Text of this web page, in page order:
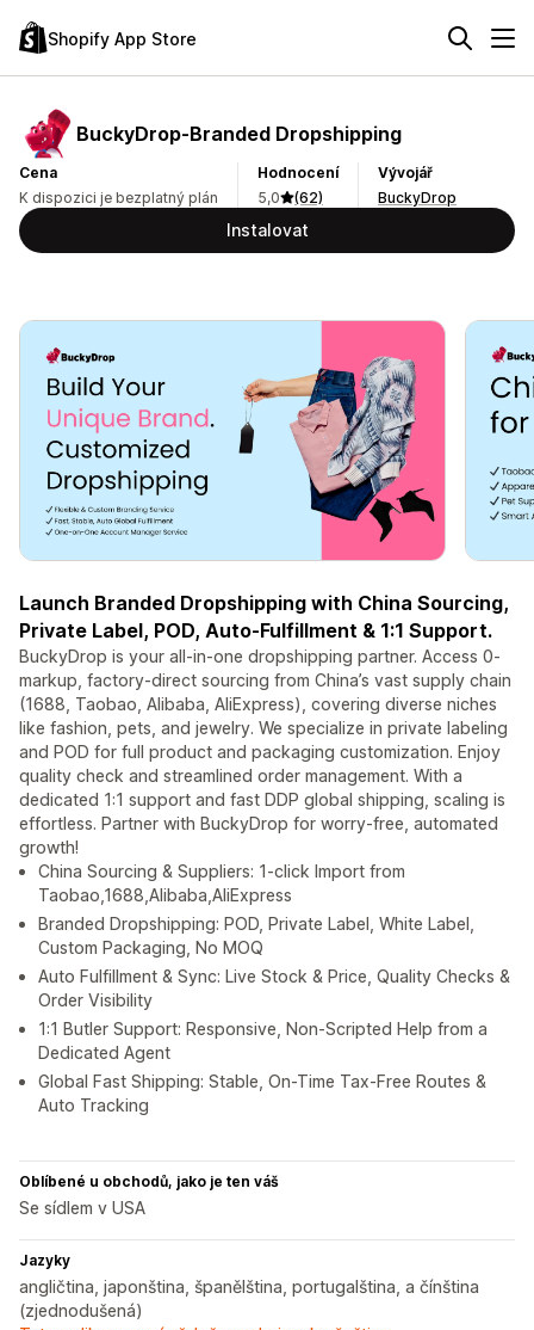
Shopify App Store
BuckyDrop‑Branded Dropshipping
Cena
K dispozici je bezplatný plán
Hodnocení
5,0
(62)
Vývojář
BuckyDrop
Instalovat
Launch Branded Dropshipping with China Sourcing,
Private Label, POD, Auto-Fulfillment & 1:1 Support.
BuckyDrop is your all-in-one dropshipping partner. Access 0-
markup, factory-direct sourcing from China’s vast supply chain
(1688, Taobao, Alibaba, AliExpress), covering diverse niches
like fashion, pets, and jewelry. We specialize in private labeling
and POD for full product and packaging customization. Enjoy
quality check and streamlined order management. With a
dedicated 1:1 support and fast DDP global shipping, scaling is
effortless. Partner with BuckyDrop for worry-free, automated
growth!
China Sourcing & Suppliers: 1-click Import from
Taobao,1688,Alibaba,AliExpress
Branded Dropshipping: POD, Private Label, White Label,
Custom Packaging, No MOQ
Auto Fulfillment & Sync: Live Stock & Price, Quality Checks &
Order Visibility
1:1 Butler Support: Responsive, Non-Scripted Help from a
Dedicated Agent
Global Fast Shipping: Stable, On-Time Tax-Free Routes &
Auto Tracking
Oblíbené u obchodů, jako je ten váš
Se sídlem v USA
Jazyky
angličtina, japonština, španělština, portugalština, a čínština
(zjednodušená)